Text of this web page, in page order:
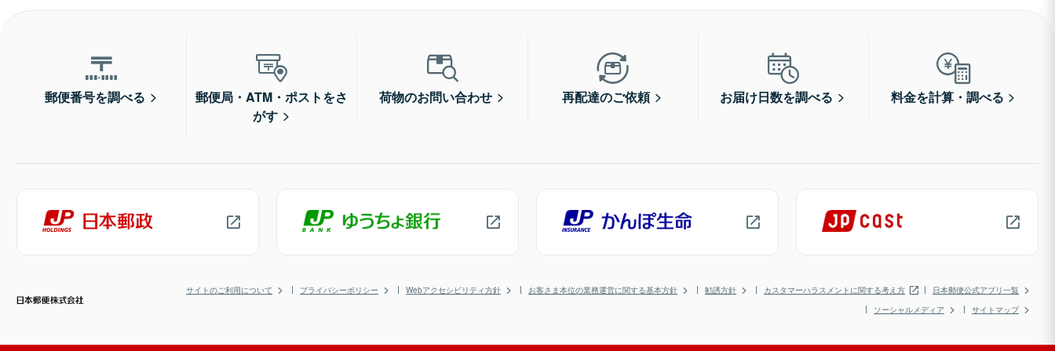
郵便番号を調べる
郵便局・ATM・ポストをさ
がす
荷物のお問い合わせ 再配達のご依頼 お届け日数を調べる 料金を計算・調べる
サイトのご利用について プライバシーポリシー Webアクセシビリティ方針 お客さま本位の業務運営に関する基本方針 勧誘方針 カスタマーハラスメントに関する考え方
日本郵便公式アプリ一覧
ソーシャルメディア
サイトマップ